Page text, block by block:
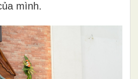
mình.